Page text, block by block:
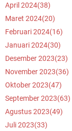
April 2024(38)
Maret 2024(20)
Februari 2024(16)
Januari 2024(30)
Desember 2023(23)
November 2023(36)
Oktober 2023(47)
September 2023(63)
Agustus 2023(49)
Juli 2023(33)